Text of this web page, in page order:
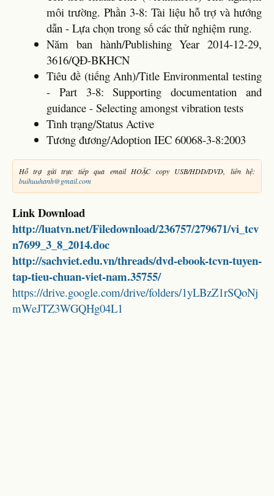
môi trường. Phần 3-8: Tài liệu hỗ trợ và hướng
dẫn - Lựa chọn trong số các thử nghiệm rung.
Năm ban hành/Publishing Year 2014-12-29,
3616/QĐ-BKHCN
Tiêu đề (tiếng Anh)/Title Environmental testing
- Part 3-8: Supporting documentation and
guidance - Selecting amongst vibration tests
Tình trạng/Status Active
Tương đương/Adoption IEC 60068-3-8:2003
Hỗ trợ gửi trực tiếp qua email HOẶC copy USB/HDD/DVD, liên hệ:
buihuuhanh@gmail.com
Link Download
http://luatvn.net/Filedownload/236757/279671/vi_tcv
n7699_3_8_2014.doc
http://sachviet.edu.vn/threads/dvd-ebook-tcvn-tuyen-
tap-tieu-chuan-viet-nam.35755/
https://drive.google.com/drive/folders/1yLBzZ1rSQoNj
mWeJTZ3WGQHg04L1